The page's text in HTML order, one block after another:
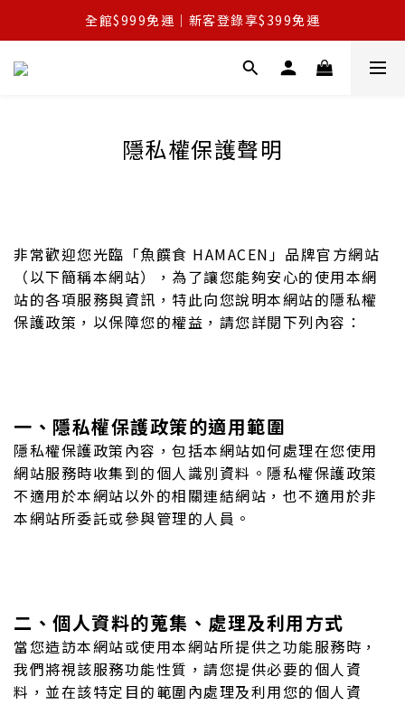
全館$999免運｜新客登錄享$399免運
全館$999免運｜新客登錄享$399免運
鮪你開桌・好料滿桌｜滿額最高享88折起
全館$999免運｜新客登錄享$399免運
隱私權保護聲明
非常歡迎您光臨「魚饌食 HAMACEN」品牌官方網站
（以下簡稱本網站），為了讓您能夠安心的使用本網
站的各項服務與資訊，特此向您說明本網站的隱私權
保護政策，以保障您的權益，請您詳閱下列內容：
一、隱私權保護政策的適用範圍
隱私權保護政策內容，包括本網站如何處理在您使用
網站服務時收集到的個人識別資料。隱私權保護政策
不適用於本網站以外的相關連結網站，也不適用於非
本網站所委託或參與管理的人員。
二、個人資料的蒐集、處理及利用方式
當您造訪本網站或使用本網站所提供之功能服務時，
我們將視該服務功能性質，請您提供必要的個人資
料，並在該特定目的範圍內處理及利用您的個人資